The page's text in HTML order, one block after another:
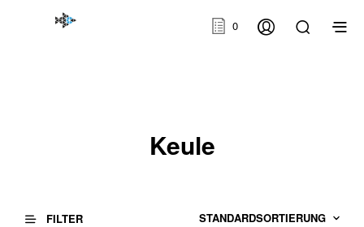
0
Keule
FILTER